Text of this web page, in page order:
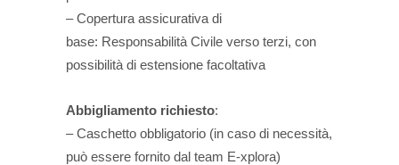
– Copertura assicurativa di
base: Responsabilità Civile verso terzi, con
possibilità di estensione facoltativa
Abbigliamento richiesto:
– Caschetto obbligatorio (in caso di necessità,
può essere fornito dal team E-xplora)